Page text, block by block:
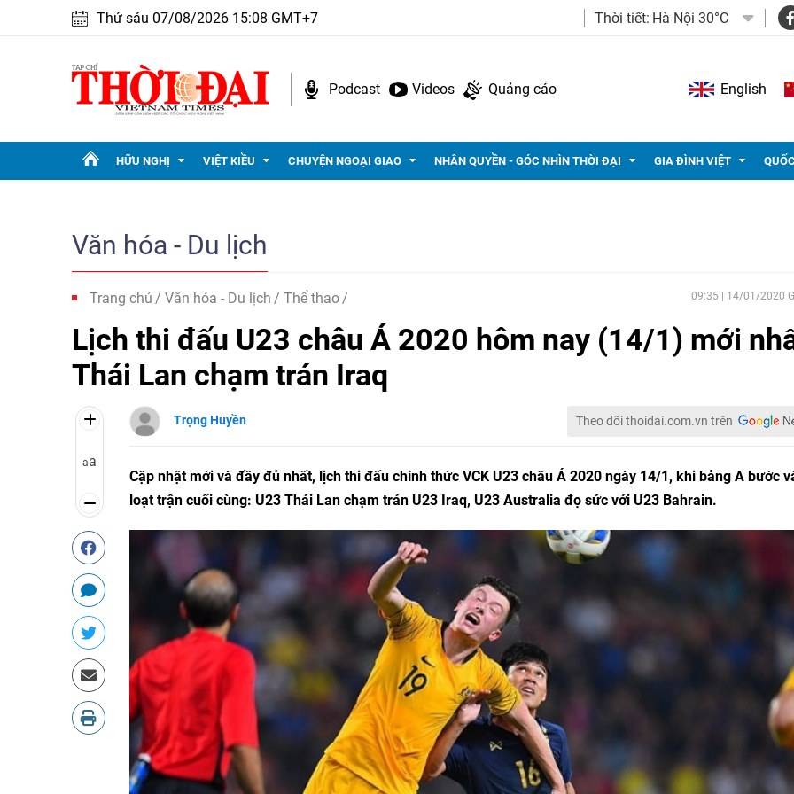
Thứ sáu 07/08/2026 15:08 GMT+7 Thời tiết: Hà Nội 30°C
Podcast Videos Quảng cáo English
HỮU NGHỊ VIỆT KIỀU CHUYỆN NGOẠI GIAO NHÂN QUYỀN - GÓC NHÌN THỜI ĐẠI GIA ĐÌNH VIỆT
Văn hóa - Du lịch
Trang chủ Văn hóa - Du lịch Thể thao 09:35 | 14/01/2020
Lịch thi đấu U23 châu Á 2020 hôm nay (14/1) mới
Thái Lan chạm trán Iraq
aa
Trọng Huyền Theo dõi thoidai.com.vn trên
Cập nhật mới và đầy đủ nhất, lịch thi đấu chính thức VCK U23 châu Á 2020 ngày 14/1, khi bảng A bước
loạt trận cuối cùng: U23 Thái Lan chạm trán U23 Iraq, U23 Australia đọ sức với U23 Bahrain.